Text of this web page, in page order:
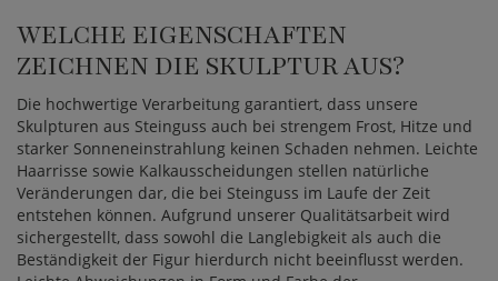
WELCHE EIGENSCHAFTEN
ZEICHNEN DIE SKULPTUR AUS?
Die hochwertige Verarbeitung garantiert, dass unsere
Skulpturen aus Steinguss auch bei strengem Frost, Hitze und
starker Sonneneinstrahlung keinen Schaden nehmen. Leichte
Haarrisse sowie Kalkausscheidungen stellen natürliche
Veränderungen dar, die bei Steinguss im Laufe der Zeit
entstehen können. Aufgrund unserer Qualitätsarbeit wird
sichergestellt, dass sowohl die Langlebigkeit als auch die
Beständigkeit der Figur hierdurch nicht beeinflusst werden.